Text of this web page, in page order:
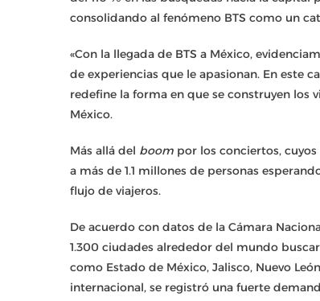
consolidando al fenómeno BTS como un
«Con la llegada de BTS a México,
de experiencias que le apasionan. En este
redefine la forma en que se construyen los
México.
Más allá del boom por los conciertos,
a más de 1.1 millones de personas
flujo de viajeros.
De acuerdo con datos de la Cámara
1.300 ciudades alrededor del mundo
como Estado de México, Jalisco, Nuevo
internacional, se registró una fuerte